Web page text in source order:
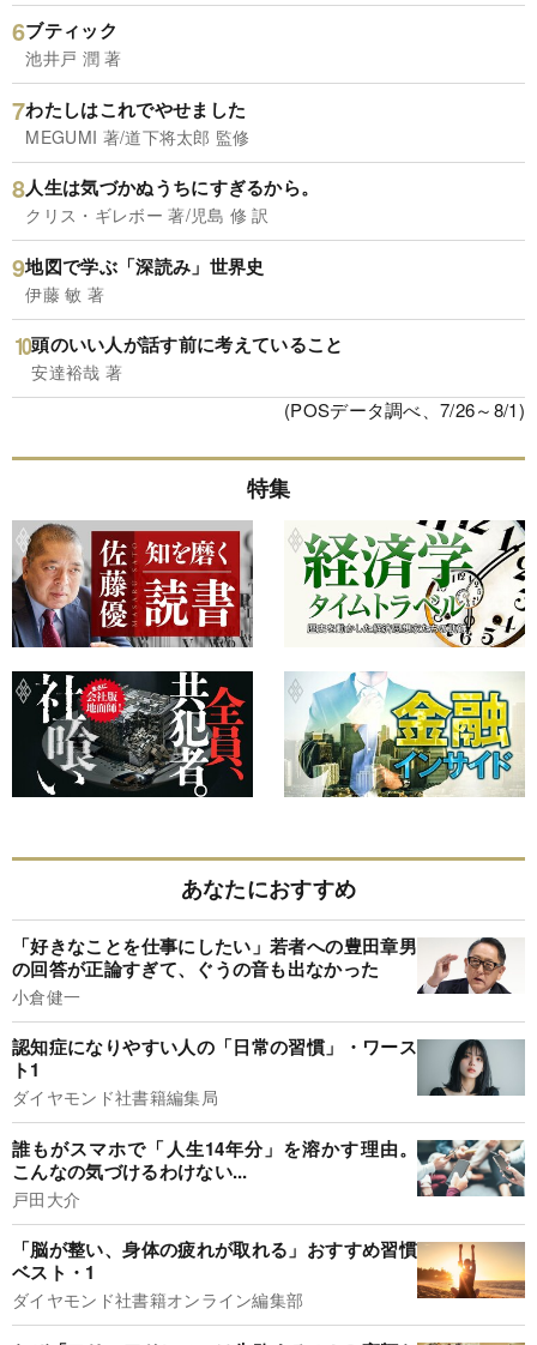
ブティック
池井戸 潤 著
わたしはこれでやせました
MEGUMI 著/道下将太郎 監修
人生は気づかぬうちにすぎるから。
クリス・ギレボー 著/児島 修 訳
地図で学ぶ「深読み」世界史
伊藤 敏 著
頭のいい人が話す前に考えていること
安達裕哉 著
(POSデータ調べ、7/26～8/1)
特集
あなたにおすすめ
「好きなことを仕事にしたい」若者への豊田章男
の回答が正論すぎて、ぐうの音も出なかった
小倉健一
認知症になりやすい人の「日常の習慣」・ワース
ト1
ダイヤモンド社書籍編集局
誰もがスマホで「人生14年分」を溶かす理由。
こんなの気づけるわけない...
戸田大介
「脳が整い、身体の疲れが取れる」おすすめ習慣
ベスト・1
ダイヤモンド社書籍オンライン編集部